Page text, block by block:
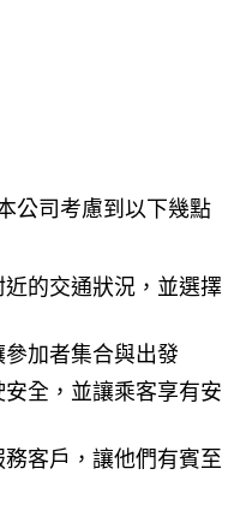
公司考慮到以下幾點
的交通狀況，並選擇
加者集合與出發
全，並讓乘客享有安
客戶，讓他們有賓至